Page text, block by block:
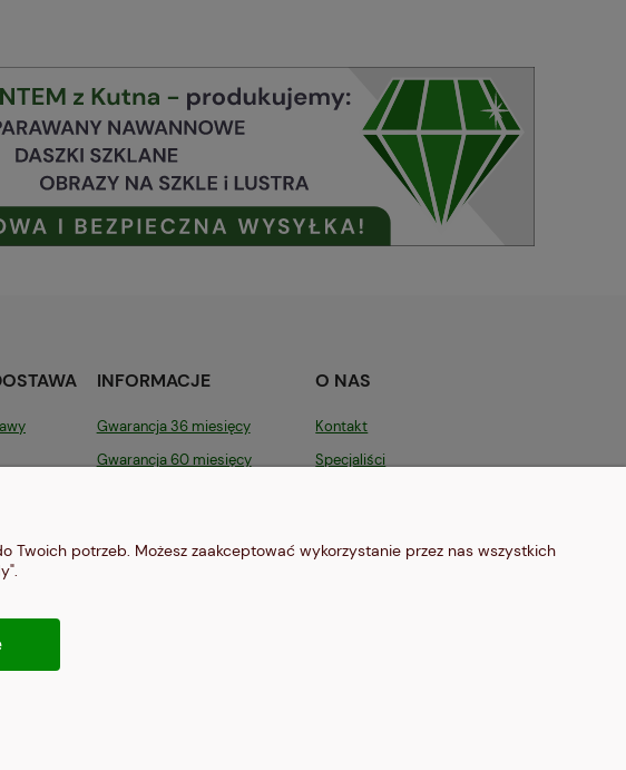
INFORMACJE
Gwarancja 36 miesięcy
Gwarancja 60 miesięcy
Opinia w Google
O NAS
Kontakt
Specjaliści
Partnerzy
potrzeb. Możesz zaakceptować wykorzystanie przez nas wszystkich